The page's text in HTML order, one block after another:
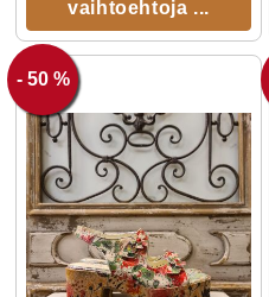
vaihtoehtoja ...
- 50 %